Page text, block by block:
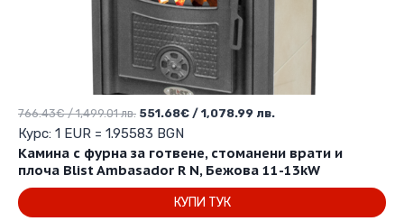
Камина с фурна за готвене, стоманени врати и
плоча Blist Ambasador R N, Бежова 11-13kW
766.43€/ 1,499.01 лв. Original
price
was:
766.43€
/
1,499.01 лв..
551.68€ / 1,078.99 лв.Текущата
е:
551.68€
/
Курс: 1 EUR = 1.95583 BGN
КУПИ ТУК